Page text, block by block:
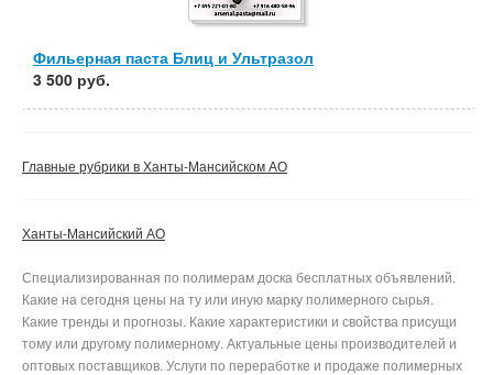
Фильерная паста Блиц и Ультразол
3 500 руб.
Главные рубрики в Ханты-Мансийском АО
Ханты-Мансийский АО
Специализированная по полимерам доска бесплатных объявлений.
Какие на сегодня цены на ту или иную марку полимерного сырья.
Какие тренды и прогнозы. Какие характеристики и свойства присущи
тому или другому полимерному. Актуальные цены производителей и
оптовых поставщиков. Услуги по переработке и продаже полимерных